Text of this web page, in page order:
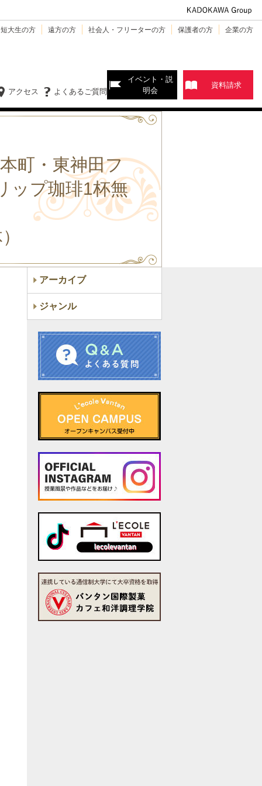
大生の方 遠方の方 社会人・フリーターの方 保護者の方 企業の方
よくあるご質問
アクセス
イベント・説
明会
資料請求
町・東神田フ
ップ珈琲1杯無
アーカイブ
ジャンル